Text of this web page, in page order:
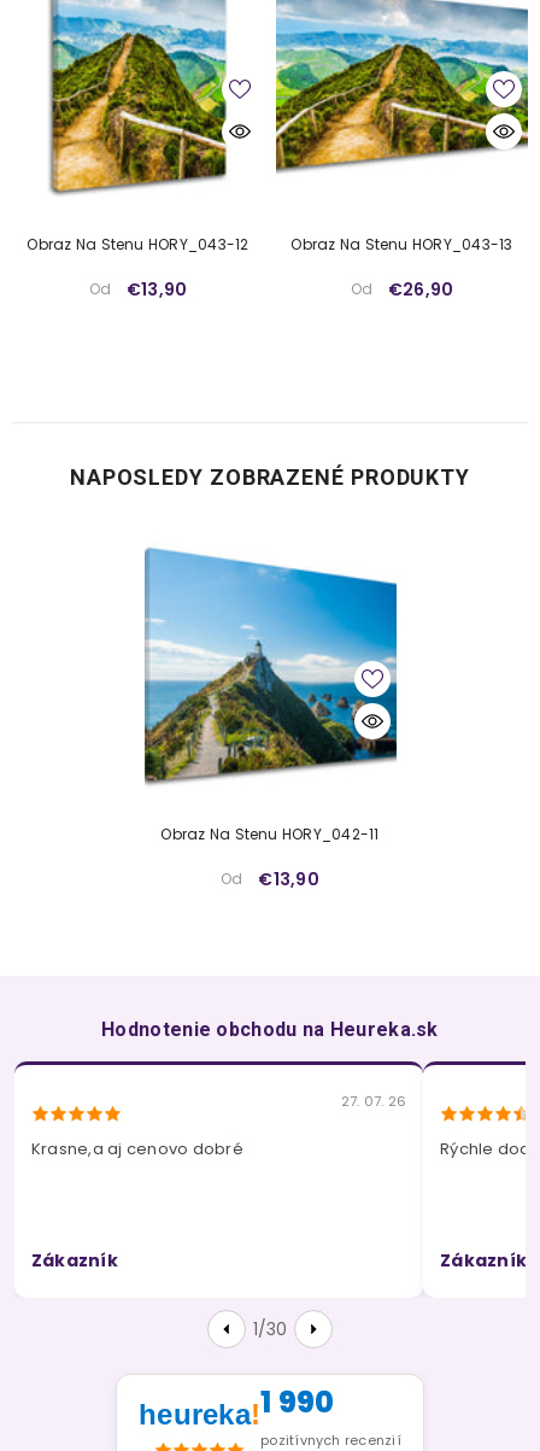
Obraz Na Stenu HORY_043-12
Od €13,90
Obraz Na Stenu HORY_043-13
Od €26,90
NAPOSLEDY ZOBRAZENÉ PRODUKTY
Obraz Na Stenu HORY_042-11
Od €13,90
Hodnotenie obchodu na Heureka.sk
27. 07. 26
Krasne,a aj cenovo dobré
Zákazník
Rýchle
Zákazník
1/30
heureka!1 990
pozitívnych recenzií